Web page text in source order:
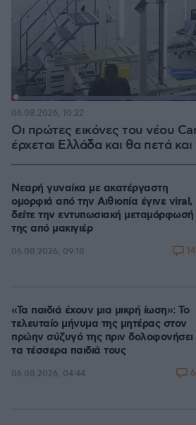
Loaded
Οι πρώτες εικόνες του νέου
έρχεται Ελλάδα και θα πετά
06.08.2026, 10:22
Νεαρή γυναίκα με ακατέργαστη
ομορφιά από την Αιθιοπία έγινε viral,
δείτε την εντυπωσιακή μεταμόρφωσή
της από μακιγιέρ
06.08.2026, 09:18
«Τα παιδιά έχουν μια μικρή ίωση»: Το
τελευταίο μήνυμα της μητέρας στον
πρώην σύζυγό της πριν δολοφονήσει
τα τέσσερα παιδιά τους
06.08.2026, 04:44